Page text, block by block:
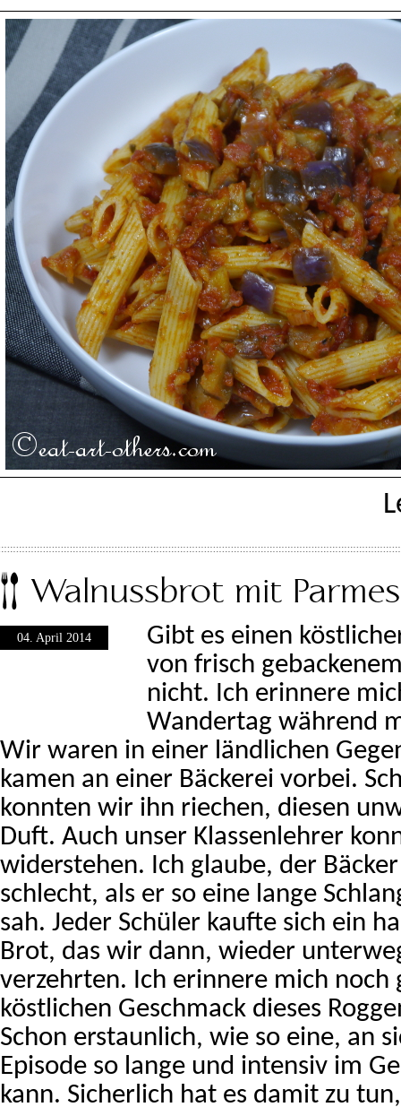
Walnussbrot mit
04. April 2014
Gibt es einen
von frisch
nicht. Ich erinnere
Wandertag während
Wir waren in einer ländlichen
kamen an einer Bäckerei vorbei.
konnten wir ihn riechen, diesen
Duft. Auch unser Klassenlehrer
widerstehen. Ich glaube, der
schlecht, als er so eine lange
sah. Jeder Schüler kaufte sich ein
Brot, das wir dann, wieder
verzehrten. Ich erinnere mich noch
köstlichen Geschmack dieses
Schon erstaunlich, wie so eine, an
Episode so lange und intensiv im
kann. Sicherlich hat es damit zu